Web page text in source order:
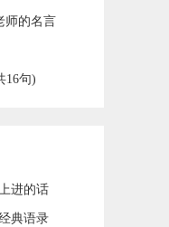
师的名言
16句)
进的话
典语录